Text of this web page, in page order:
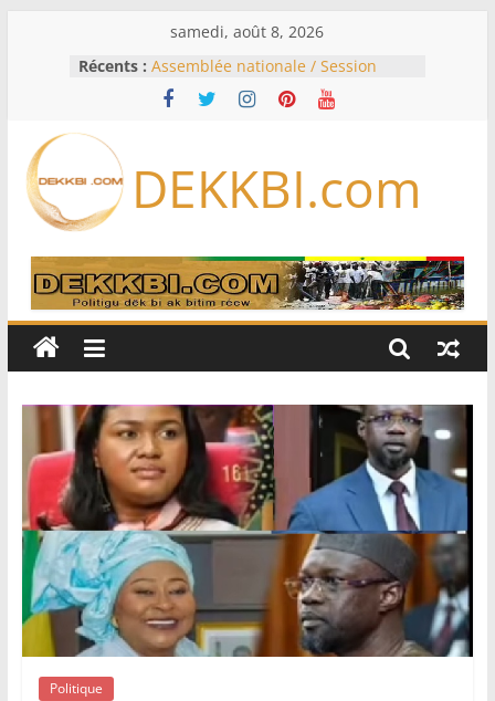
samedi, août 8, 2026
Récents : Assemblée nationale / Session
extraordinaire: Six commissions
d’enquête à l’ordre du jour ce lundi
Bénin: Patrice Talon élu président
du Sénat, moins de trois mois
Pakistan et la Turquie signent un
accord de défense
RD Congo: Kinshasa interdit les
exportations de cuivre et de cobalt
production
DEKKBI.com
Politique